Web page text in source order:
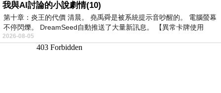
我與AI討論的小說劇情(10)
第十章：炎王的代價 清晨。 堯禹舜是被系統提示音吵醒的。 電腦螢幕
不停閃爍。 DreamSeed自動推送了大量新訊息。 【異常卡牌使用
2026-08-05